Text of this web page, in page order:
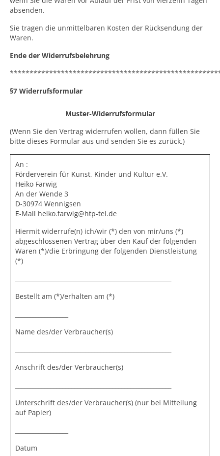
absenden.
Sie tragen die unmittelbaren Kosten der Rücksendung der
Waren.
Ende der Widerrufsbelehrung
§7 Widerrufsformular
Muster-Widerrufsformular
(Wenn Sie den Vertrag widerrufen wollen, dann füllen Sie
bitte dieses Formular aus und senden Sie es zurück.)
An :
Förderverein für Kunst, Kinder und Kultur e.V.
Heiko Farwig
An der Wende 3
D-30974 Wennigsen
E-Mail heiko.farwig@htp-tel.de
Hiermit widerrufe(n) ich/wir (*) den von mir/uns (*)
abgeschlossenen Vertrag über den Kauf der folgenden
Waren (*)/die Erbringung der folgenden Dienstleistung
(*)
Bestellt am (*)/erhalten am (*)
Name des/der Verbraucher(s)
Anschrift des/der Verbraucher(s)
Unterschrift des/der Verbraucher(s) (nur bei Mitteilung
auf Papier)
Datum